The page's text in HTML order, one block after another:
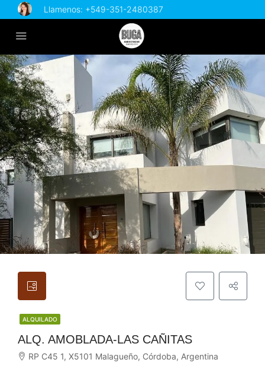
Llamenos: +549-351-2480387
ALQUILADO
ALQ. AMOBLADA-LAS CAÑITAS
RP C45 1, X5101 Malagueño, Córdoba, Argentina